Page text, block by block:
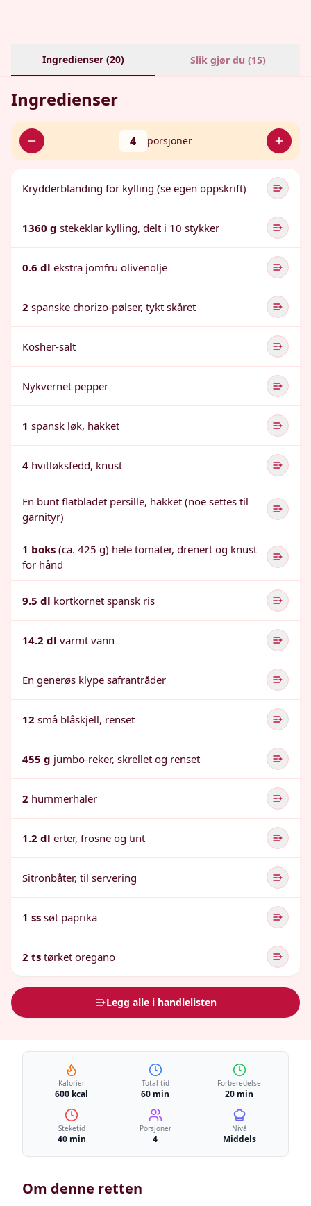
Ingredienser (20) Slik gjør du (15)
Ingredienser
4 porsjoner
Krydderblanding for kylling (se egen oppskrift)
1360 g stekeklar kylling, delt i 10 stykker
0.6 dl ekstra jomfru olivenolje
2 spanske chorizo-pølser, tykt skåret
Kosher-salt
Nykvernet pepper
1 spansk løk, hakket
4 hvitløksfedd, knust
En bunt flatbladet persille, hakket (noe settes til
garnityr)
1 boks (ca. 425 g) hele tomater, drenert og knust
for hånd
9.5 dl kortkornet spansk ris
14.2 dl varmt vann
En generøs klype safrantråder
12 små blåskjell, renset
455 g jumbo-reker, skrellet og renset
2 hummerhaler
1.2 dl erter, frosne og tint
Sitronbåter, til servering
1 ss søt paprika
2 ts tørket oregano
Legg alle i handlelisten
Kalorier
600 kcal
Total tid
60 min
Forberedelse
20 min
Steketid
40 min
Porsjoner
4
Nivå
Middels
Om denne retten